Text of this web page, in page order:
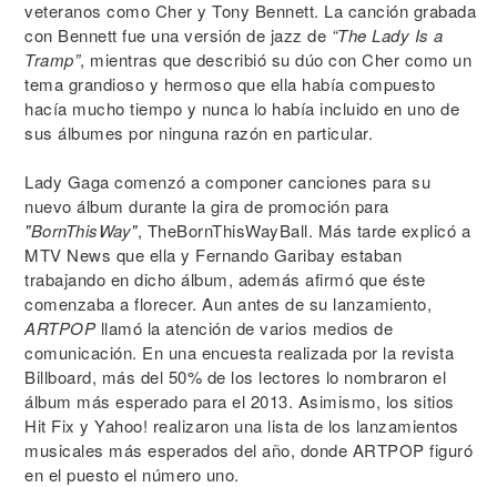
veteranos como Cher y Tony Bennett. La canción grabada
con Bennett fue una versión de jazz de “The Lady Is a
Tramp”, mientras que describió su dúo con Cher como un
tema grandioso y hermoso que ella había compuesto
hacía mucho tiempo y nunca lo había incluido en uno de
sus álbumes por ninguna razón en particular.
Lady Gaga comenzó a componer canciones para su
nuevo álbum durante la gira de promoción para
"BornThisWay", TheBornThisWayBall. Más tarde explicó a
MTV News que ella y Fernando Garibay estaban
trabajando en dicho álbum, además afirmó que éste
comenzaba a florecer. Aun antes de su lanzamiento,
ARTPOPllamó la atención de varios medios de
comunicación. En una encuesta realizada por la revista
Billboard, más del 50% de los lectores lo nombraron el
álbum más esperado para el 2013. Asimismo, los sitios
Hit Fix y Yahoo! realizaron una lista de los lanzamientos
musicales más esperados del año, donde ARTPOP figuró
en el puesto el número uno.